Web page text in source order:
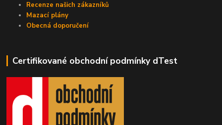
Recenze našich zákazníků
Mazací plány
Obecná doporučení
Certifikované obchodní podmínky dTest